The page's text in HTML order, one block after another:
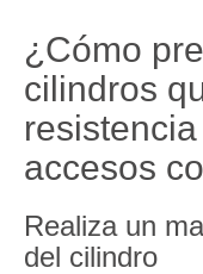
¿Cómo
cilindros
accesos
Realiza un
del cilindro